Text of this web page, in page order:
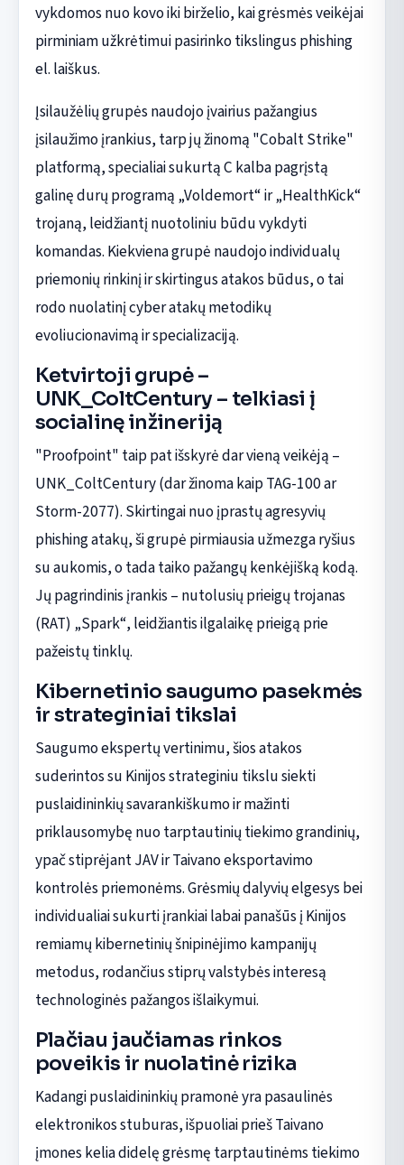
vykdomos nuo kovo iki birželio, kai grėsmės veikėjai
pirminiam užkrėtimui pasirinko tikslingus phishing
el. laiškus.
Įsilaužėlių grupės naudojo įvairius pažangius
įsilaužimo įrankius, tarp jų žinomą "Cobalt Strike"
platformą, specialiai sukurtą C kalba pagrįstą
galinę durų programą „Voldemort“ ir „HealthKick“
trojaną, leidžiantį nuotoliniu būdu vykdyti
komandas. Kiekviena grupė naudojo individualų
priemonių rinkinį ir skirtingus atakos būdus, o tai
rodo nuolatinį cyber atakų metodikų
evoliucionavimą ir specializaciją.
Ketvirtoji grupė –
UNK_ColtCentury – telkiasi į
socialinę inžineriją
"Proofpoint" taip pat išskyrė dar vieną veikėją –
UNK_ColtCentury (dar žinoma kaip TAG-100 ar
Storm-2077). Skirtingai nuo įprastų agresyvių
phishing atakų, ši grupė pirmiausia užmezga ryšius
su aukomis, o tada taiko pažangų kenkėjišką kodą.
Jų pagrindinis įrankis – nutolusių prieigų trojanas
(RAT) „Spark“, leidžiantis ilgalaikę prieigą prie
pažeistų tinklų.
Kibernetinio saugumo pasekmės
ir strateginiai tikslai
Saugumo ekspertų vertinimu, šios atakos
suderintos su Kinijos strateginiu tikslu siekti
puslaidininkių savarankiškumo ir mažinti
priklausomybę nuo tarptautinių tiekimo grandinių,
ypač stiprėjant JAV ir Taivano eksportavimo
kontrolės priemonėms. Grėsmių dalyvių elgesys bei
individualiai sukurti įrankiai labai panašūs į Kinijos
remiamų kibernetinių šnipinėjimo kampanijų
metodus, rodančius stiprų valstybės interesą
technologinės pažangos išlaikymui.
Plačiau jaučiamas rinkos
poveikis ir nuolatinė rizika
Kadangi puslaidininkių pramonė yra pasaulinės
elektronikos stuburas, išpuoliai prieš Taivano
įmones kelia didelę grėsmę tarptautinėms tiekimo